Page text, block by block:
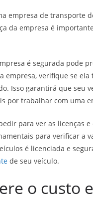
empresa de transporte
da empresa é
é segurada pode
empresa, verifique se
Isso garantirá que seu
por trabalhar com uma
para ver as licenças
para verificar a
é licenciada e
de seu veículo.
o custo